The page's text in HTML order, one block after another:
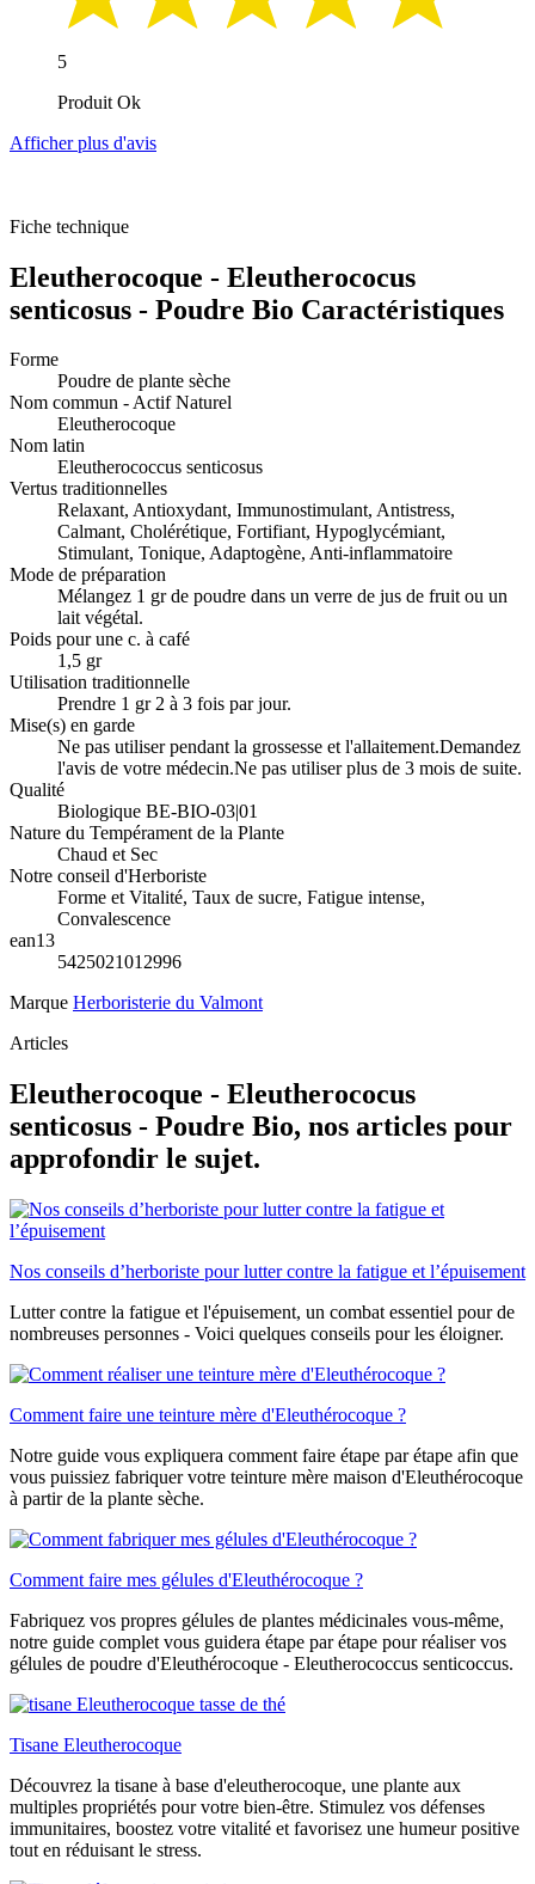
5
Produit Ok
Afficher plus d'avis
Fiche technique
Eleutherocoque - Eleutherococus
senticosus - Poudre Bio Caractéristiques
Forme
Poudre de plante sèche
Nom commun - Actif Naturel
Eleutherocoque
Nom latin
Eleutherococcus senticosus
Vertus traditionnelles
Relaxant, Antioxydant, Immunostimulant, Antistress,
Calmant, Cholérétique, Fortifiant, Hypoglycémiant,
Stimulant, Tonique, Adaptogène, Anti-inflammatoire
Mode de préparation
Mélangez 1 gr de poudre dans un verre de jus de fruit ou un
lait végétal.
Poids pour une c. à café
1,5 gr
Utilisation traditionnelle
Prendre 1 gr 2 à 3 fois par jour.
Mise(s) en garde
Ne pas utiliser pendant la grossesse et l'allaitement.Demandez
l'avis de votre médecin.Ne pas utiliser plus de 3 mois de suite.
Qualité
Biologique BE-BIO-03|01
Nature du Tempérament de la Plante
Chaud et Sec
Notre conseil d'Herboriste
Forme et Vitalité, Taux de sucre, Fatigue intense,
Convalescence
ean13
5425021012996
Marque Herboristerie du Valmont
Articles
Eleutherocoque - Eleutherococus
senticosus - Poudre Bio, nos articles pour
approfondir le sujet.
Nos conseils d’herboriste pour lutter contre la fatigue et l’épuisement
Lutter contre la fatigue et l'épuisement, un combat essentiel pour de
nombreuses personnes - Voici quelques conseils pour les éloigner.
Comment faire une teinture mère d'Eleuthérocoque ?
Notre guide vous expliquera comment faire étape par étape afin que
vous puissiez fabriquer votre teinture mère maison d'Eleuthérocoque
à partir de la plante sèche.
Comment faire mes gélules d'Eleuthérocoque ?
Fabriquez vos propres gélules de plantes médicinales vous-même,
notre guide complet vous guidera étape par étape pour réaliser vos
gélules de poudre d'Eleuthérocoque - Eleutherococcus senticoccus.
Tisane Eleutherocoque
Découvrez la tisane à base d'eleutherocoque, une plante aux
multiples propriétés pour votre bien-être. Stimulez vos défenses
immunitaires, boostez votre vitalité et favorisez une humeur positive
tout en réduisant le stress.